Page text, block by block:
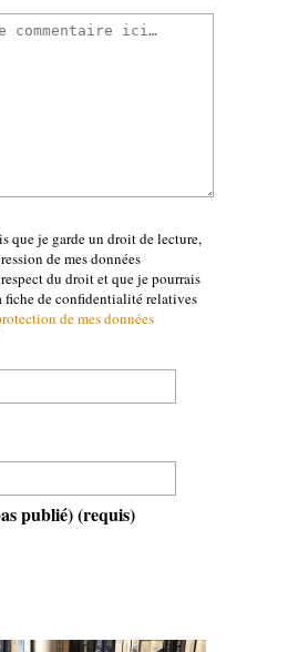
que je garde un droit de lecture,
de mes données
du droit et que je pourrais
fiche de confidentialité relatives
de mes données
publié)(requis)